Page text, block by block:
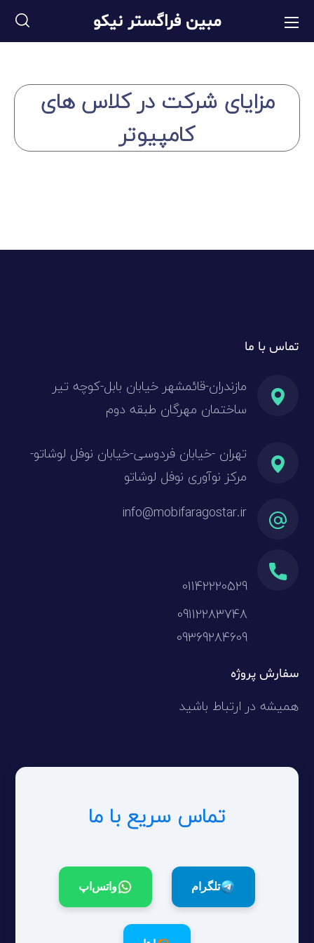
مبین فراگستر نیکو
مزایای شرکت در کلاس های
کامپیوتر
تماس با ما
مازندران-قائمشهر خیابان بابل-کوچه تیر
ساختمان مهرگان طبقه دوم
تهران -خیابان فردوسی-خیابان نوفل لوشاتو-
مرکز نوآوری نوفل لوشاتو
info@mobifaragostar.ir
01142220529
09112283748
09369284609
سفارش پروژه
همیشه در ارتباط باشید
تماس سریع با ما
تلگرام واتس‌اپ